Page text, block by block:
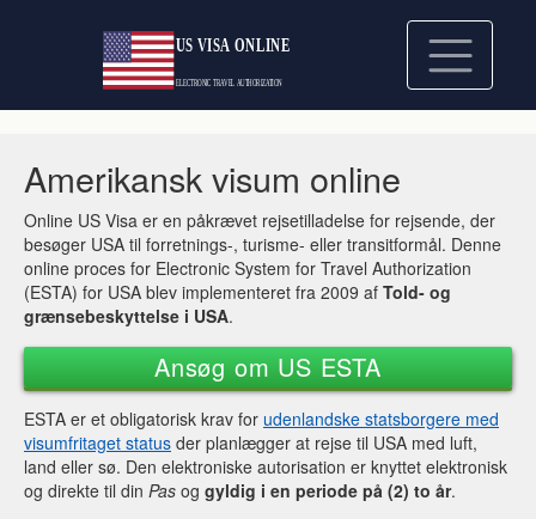
Amerikansk visum online
Online US Visa er en påkrævet rejsetilladelse for rejsende, der
besøger USA til forretnings-, turisme- eller transitformål. Denne
online proces for Electronic System for Travel Authorization
(ESTA) for USA blev implementeret fra 2009 af Told- og
grænsebeskyttelse i USA.
Ansøg om US ESTA
ESTA er et obligatorisk krav for udenlandske statsborgere med
visumfritaget status der planlægger at rejse til USA med luft,
land eller sø. Den elektroniske autorisation er knyttet elektronisk
og direkte til din Pas og gyldig i en periode på (2) to år.